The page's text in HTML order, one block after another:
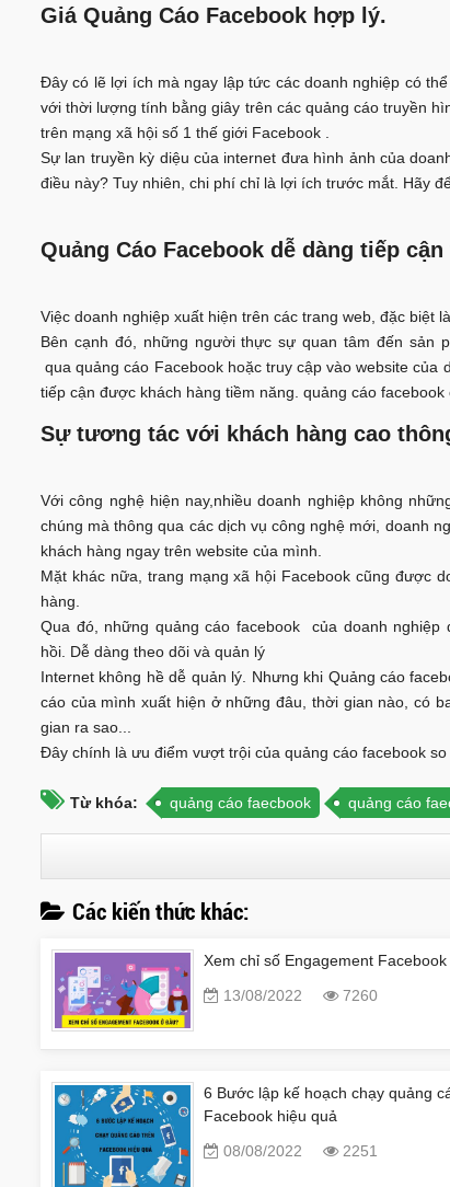
Giá Quảng Cáo Facebook hợp lý.
Đây có lẽ lợi ích mà ngay lập tức các doanh nghiệp có
với thời lượng tính bằng giây trên các quảng cáo truyền
trên mạng xã hội số 1 thế giới Facebook .
Sự lan truyền kỳ diệu của internet đưa hình ảnh của
điều này? Tuy nhiên, chi phí chỉ là lợi ích trước mắt. Hãy
Quảng Cáo Facebook dễ dàng tiếp
Việc doanh nghiệp xuất hiện trên các trang web, đặc biệt
Bên cạnh đó, những người thực sự quan tâm đến sản
qua quảng cáo Facebook hoặc truy cập vào website
tiếp cận được khách hàng tiềm năng. quảng cáo
Sự tương tác với khách hàng cao
Với công nghệ hiện nay,nhiều doanh nghiệp không
chúng mà thông qua các dịch vụ công nghệ mới, doanh
khách hàng ngay trên website của mình.
Mặt khác nữa, trang mạng xã hội Facebook cũng được
hàng.
Qua đó, những quảng cáo facebook của doanh
hồi. Dễ dàng theo dõi và quản lý
Internet không hề dễ quản lý. Nhưng khi Quảng cáo
cáo của mình xuất hiện ở những đâu, thời gian nào, có
gian ra sao...
Đây chính là ưu điểm vượt trội của quảng cáo facebook
Từ khóa: quảng cáo faecbook quảng cáo
Các kiến thức khác:
Xem chỉ số Engagement
13/08/2022
7260
6 Bước lập kế hoạch chạy quảng
Facebook hiệu quả
08/08/2022
2251